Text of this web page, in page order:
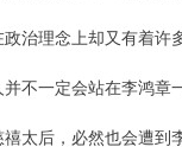
治理念上却又有着许
不一定会站在李鸿章
太后，必然也会遭到